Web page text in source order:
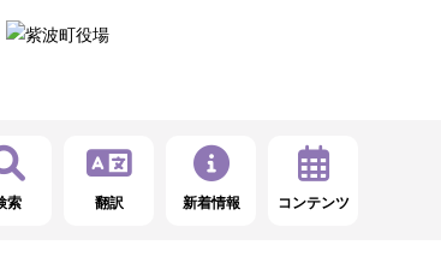
索 翻訳 新着情報 コンテンツ